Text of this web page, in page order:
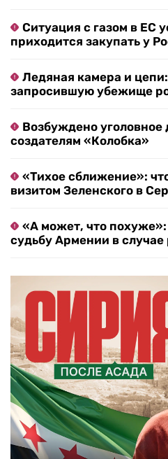
Ситуация с газом в ЕС
приходится закупать у
Ледяная камера и
запросившую убежище
Возбуждено уголовное
создателям «Колобка»
«Тихое сближение»:
визитом Зеленского в
«А может, что
судьбу Армении в